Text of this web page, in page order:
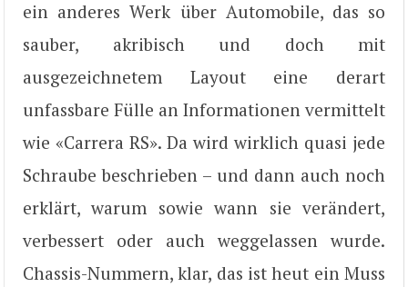
ein anderes Werk über Automobile, das so
sauber, akribisch und doch mit
ausgezeichnetem Layout eine derart
unfassbare Fülle an Informationen vermittelt
wie «Carrera RS». Da wird wirklich quasi jede
Schraube beschrieben – und dann auch noch
erklärt, warum sowie wann sie verändert,
verbessert oder auch weggelassen wurde.
Chassis-Nummern, klar, das ist heut ein Muss